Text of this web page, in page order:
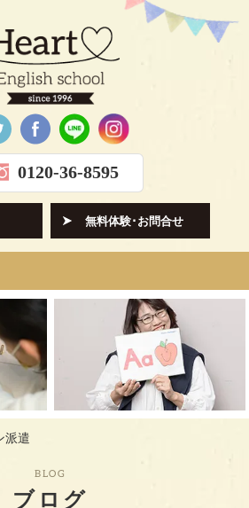
0120-36-8595
無料体験･お問合せ
派遣
BLOG
ブログ